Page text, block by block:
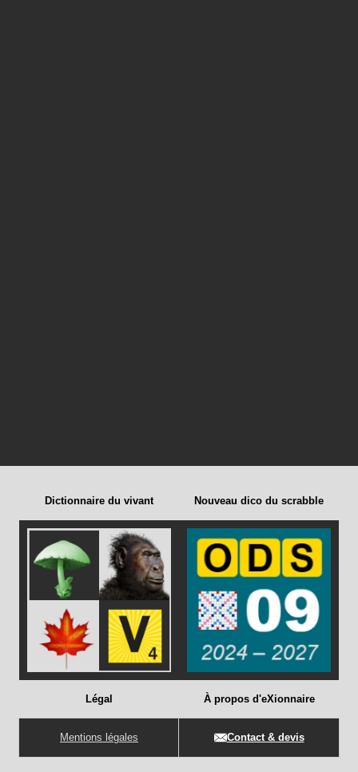
Dictionnaire du vivant Nouveau dico du scrabble
Légal
Mentions légales
À propos d'eXionnaire
Contact & devis